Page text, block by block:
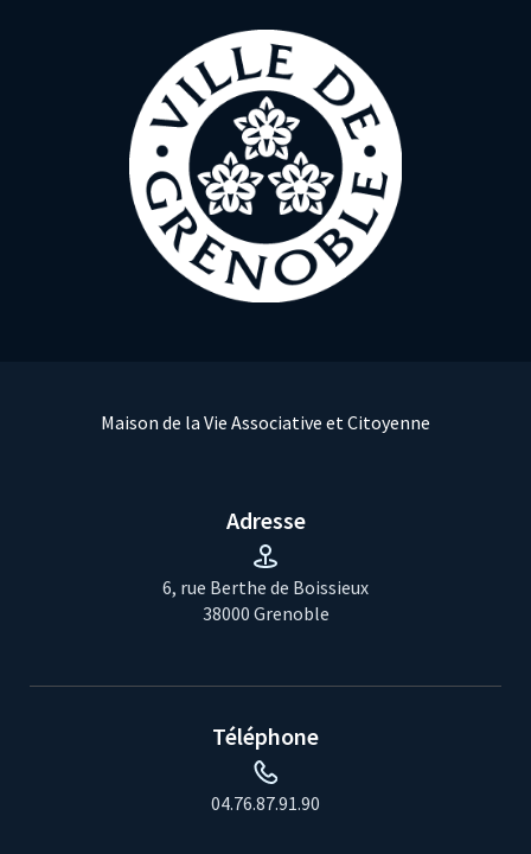
Maison de la Vie Associative et Citoyenne
Adresse
6, rue Berthe de Boissieux
38000 Grenoble
Téléphone
04.76.87.91.90